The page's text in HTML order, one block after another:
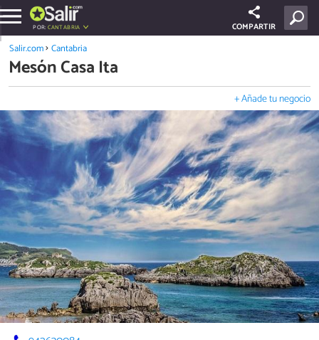
POR:CANTABRIA COMPARTIR
Salir.com Cantabria
Mesón Casa Ita
+ Añade tu negocio